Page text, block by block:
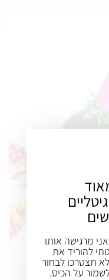
מרגישה אותו
להוריד את
תצטרכו לבחור
על הכיס.